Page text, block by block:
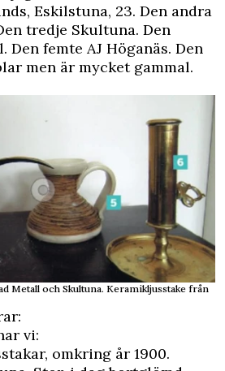
Eskilstuna, 23. Den andra
tredje Skultuna. Den
Den femte AJ Höganäs. Den
men är mycket gammal.
Metall och Skultuna. Keramikljusstake från
vi:
omkring år 1900.